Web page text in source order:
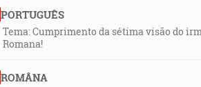
PORTUGUÊS
Tema: Cumprimento da sétima visão do
Romana!
ROMÂNA